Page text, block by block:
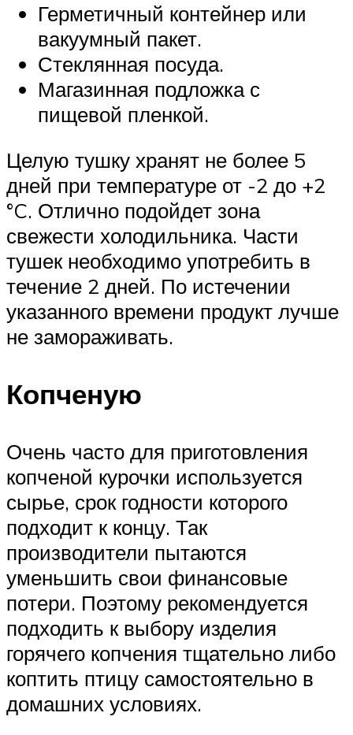
Герметичный контейнер или
вакуумный пакет.
Стеклянная посуда.
Магазинная подложка с
пищевой пленкой.
Целую тушку хранят не более 5
дней при температуре от -2 до +2
°C. Отлично подойдет зона
свежести холодильника. Части
тушек необходимо употребить в
течение 2 дней. По истечении
указанного времени продукт лучше
не замораживать.
Копченую
Очень часто для приготовления
копченой курочки используется
сырье, срок годности которого
подходит к концу. Так
производители пытаются
уменьшить свои финансовые
потери. Поэтому рекомендуется
подходить к выбору изделия
горячего копчения тщательно либо
коптить птицу самостоятельно в
домашних условиях.